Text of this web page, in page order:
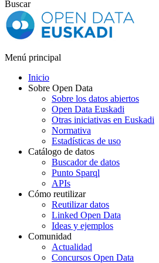
Buscar
Menú principal
Inicio
Sobre Open Data
Sobre los datos abiertos
Open Data Euskadi
Otras iniciativas en Euskadi
Normativa
Estadísticas de uso
Catálogo de datos
Buscador de datos
Punto Sparql
APIs
Cómo reutilizar
Reutilizar datos
Linked Open Data
Ideas y ejemplos
Comunidad
Actualidad
Concursos Open Data